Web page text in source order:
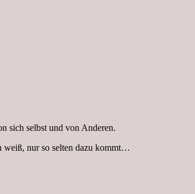
sich selbst und von Anderen.
weiß, nur so selten dazu kommt…